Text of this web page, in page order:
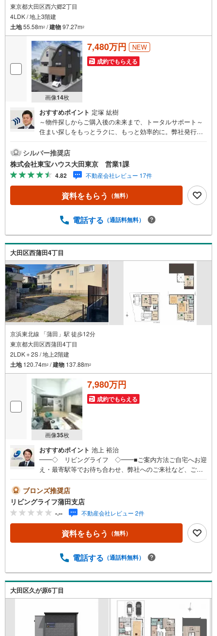
東京都大田区西六郷2丁目
4LDK / 地上3階建
土地55.58m2 /建物97.27m2
画像14枚
7,480万円 NEW
成約でもらえる
おすすめポイント 定塚 紘樹
～物件探しからご購入後の未来まで、トータルサポート～
住まい探しをもっとラクに、もっと効率的に。弊社発行の
辺環境のチェックまでスマホで完結。よく行く場所へのル
ートや所要時間がわかる「Door to Door機能」で、通勤・通
学時間もスムーズに検索できます。東宝ハウス大田東京で
は、物件のご紹介にとどまらず、独自の会員サービス「TO
HO HOUSE CLUB」や「未来カレンダー」を活用したライ
フプランニングを通じて、ご入居後もお客様の安心と豊か
す。 住宅ローンのご相談 FPによるライフプランのシミュ
産を見た」とお伝え下さい。【資料をもらう】【室内・現
地を見学する】ボタンよりご予約いただくとご見学がスム
ーズにご案内できます。お客様のお住まいへの「希望」を
形にするべく全力でお手伝いさせていただきます。お会い
できる日を心待ちにしております。
シルバー推奨店
株式会社東宝ハウス大田東京 営業1課
4.82 不動産会社レビュー 17件
資料をもらう （無料）
電話する （通話料無料）
大田区西蒲田4丁目
京浜東北線 「蒲田」駅 徒歩12分
東京都大田区西蒲田4丁目
2LDK＋2S / 地上2階建
土地120.74m2 /建物 137.88m2
画像35枚
7,980万円
成約でもらえる
おすすめポイント 池上 裕治
━━◇ リビングライフ ◇━━■ご案内方法ご自宅へお迎
え・最寄駅等でお待ち合わせ、弊社へのご来社など、ご相
に合わせた物件などもご案内をいたします■ご予約方法事前
に鍵の手配が必要な場合がありますので、お早目にご連絡
をいただけると、ご案内がスムーズです。■資金のご相談も
お気軽にどうぞ！ライフプラン作成や住宅ローンはどこの
銀行がいい？適切な借入額は？などご質問にもFPがしっか
りとお答えいたします■キッズスペースもご用意お子様が退
も充実させておりますので、ご安心下さい■お客様駐車場を
きます弊社が会員様のみにご提供する先行公開物件も多数
ご提案いたします。ホームページにて会員登録ください資
料請求は【下部のオレンジ色資料請求ボタン】よりお問い
ブロンズ推奨店
リビングライフ蒲田支店
-.-- 不動産会社レビュー 2件
資料をもらう （無料）
電話する （通話料無料）
大田区久が原6丁目